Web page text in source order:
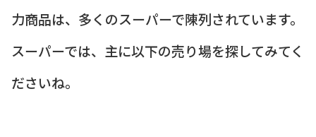
力商品は、多くのスーパーで陳列されています。
スーパーでは、主に以下の売り場を探してみてく
ださいね。